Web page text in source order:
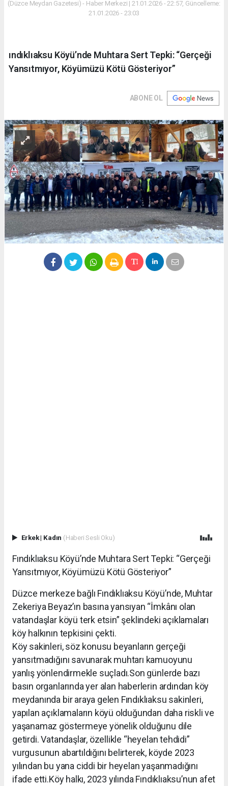
(Düzce Meydan Gazetesi) - Haber Merkezi | 21.01.2026 - 22:57, Güncelleme:
21.01.2026 - 23:03
ındıklıaksu Köyü’nde Muhtara Sert Tepki: “Gerçeği
Yansıtmıyor, Köyümüzü Kötü Gösteriyor”
ABONE OL
Erkek| Kadın (Haberi Sesli Oku)
Fındıklıaksu Köyü’nde Muhtara Sert Tepki: “Gerçeği
Yansıtmıyor, Köyümüzü Kötü Gösteriyor”
Düzce merkeze bağlı Fındıklıaksu Köyü’nde, Muhtar
Zekeriya Beyaz’ın basına yansıyan “İmkânı olan
vatandaşlar köyü terk etsin” şeklindeki açıklamaları
köy halkının tepkisini çekti.
Köy sakinleri, söz konusu beyanların gerçeği
yansıtmadığını savunarak muhtarı kamuoyunu
yanlış yönlendirmekle suçladı.Son günlerde bazı
basın organlarında yer alan haberlerin ardından köy
meydanında bir araya gelen Fındıklıaksu sakinleri,
yapılan açıklamaların köyü olduğundan daha riskli ve
yaşanamaz göstermeye yönelik olduğunu dile
getirdi. Vatandaşlar, özellikle “heyelan tehdidi”
vurgusunun abartıldığını belirterek, köyde 2023
yılından bu yana ciddi bir heyelan yaşanmadığını
ifade etti.Köy halkı, 2023 yılında Fındıklıaksu’nun afet